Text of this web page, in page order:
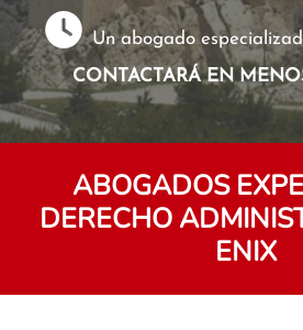
Un abogado
CONTACTARÁ EN
ABOGADOS
DERECHO
ENIX